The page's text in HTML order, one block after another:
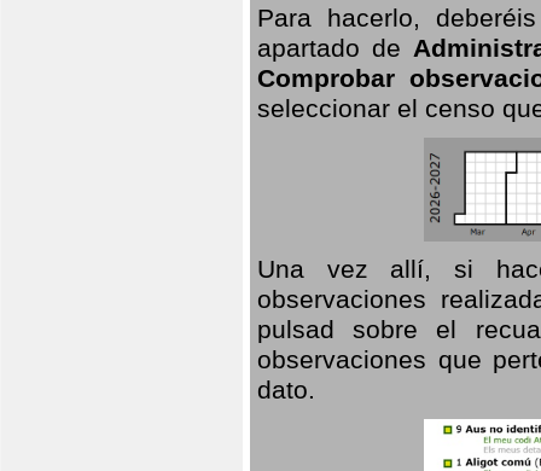
Para hacerlo,
apartado de
Comprobar
seleccionar el censo
Una vez allí, si
observaciones
pulsad sobre el
observaciones que
dato.